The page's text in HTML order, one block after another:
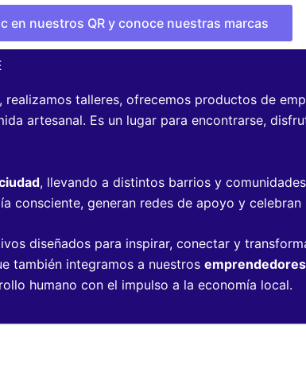
en nuestros QR y conoce nuestras marcas
, realizamos talleres, ofrecemos productos de
artesanal. Es un lugar para encontrarse,
, llevando a distintos barrios y
consciente, generan redes de apoyo y
diseñados para inspirar, conectar y
también integramos a nuestros
humano con el impulso a la economía local.